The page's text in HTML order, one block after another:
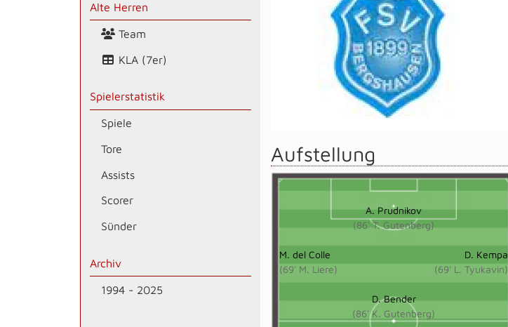
Alte Herren
Team
KLA (7er)
Spielerstatistik
Spiele
Tore
Assists
Scorer
Sünder
Archiv
1994 - 2025
Aufstellung
A. Prudnikov
(86' T. Gutenberg)
M. del Colle
(69' M. Liere)
D. Kempa
(69' L. Tyukavin)
D. Bender
(86' K. Gutenberg)